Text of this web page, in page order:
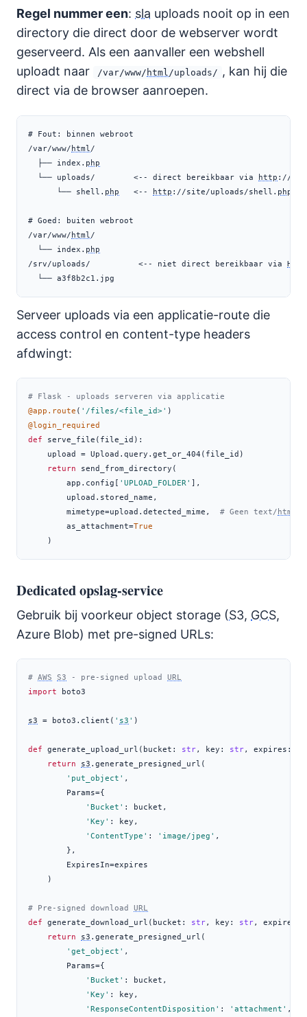
Regel nummer een: sla uploads nooit op in een
directory die direct door de webserver wordt
geserveerd. Als een aanvaller een webshell
uploadt naar
/var/www/ html/uploads/ , kan hij die
direct via de browser aanroepen.
# Fout: binnen webroot
/var/www/ html /
  ├── index.
php
  └── uploads/        <-- direct bereikbaar via
http ://
      └── shell.
php
   <--
http ://site/uploads/shell. php
# Goed: buiten webroot
/var/www/ html /
  └── index.
php
/srv/uploads/          <-- niet direct bereikbaar via HTTP
  └── a3f8b2c1.jpg
Serveer uploads via een applicatie-route die
access control en content-type headers
afdwingt:
# Flask - uploads serveren via applicatie
@app.route ( '/files/<file_id>' )
@login_required
def serve_file(file_id):
    upload
= Upload.query.get_or_404(file_id)
return send_from_directory(
        app.config[
'UPLOAD_FOLDER'
],
        upload.stored_name,
        mimetype
=upload.detected_mime, # Geen text/ html
        as_attachment
=True
    )
Dedicated opslag-service
Gebruik bij voorkeur object storage (S3, GCS,
Azure Blob) met pre-signed URLs:
# AWS S3 - pre-signed upload URL
import boto3
s3 = boto3.client( ' s3 ' )
def generate_upload_url(bucket: str, key: str, expires:
return
s3 .generate_presigned_url(
'put_object' ,
        Params
={
'Bucket' : bucket,
'Key' : key,
'ContentType' : 'image/jpeg' ,
        },
        ExpiresIn
=expires
    )
# Pre-signed download URL
def generate_download_url(bucket: str, key: str, expires:
return
s3 .generate_presigned_url(
'get_object' ,
        Params
={
'Bucket' : bucket,
'Key' : key,
'ResponseContentDisposition' : 'attachment' ,